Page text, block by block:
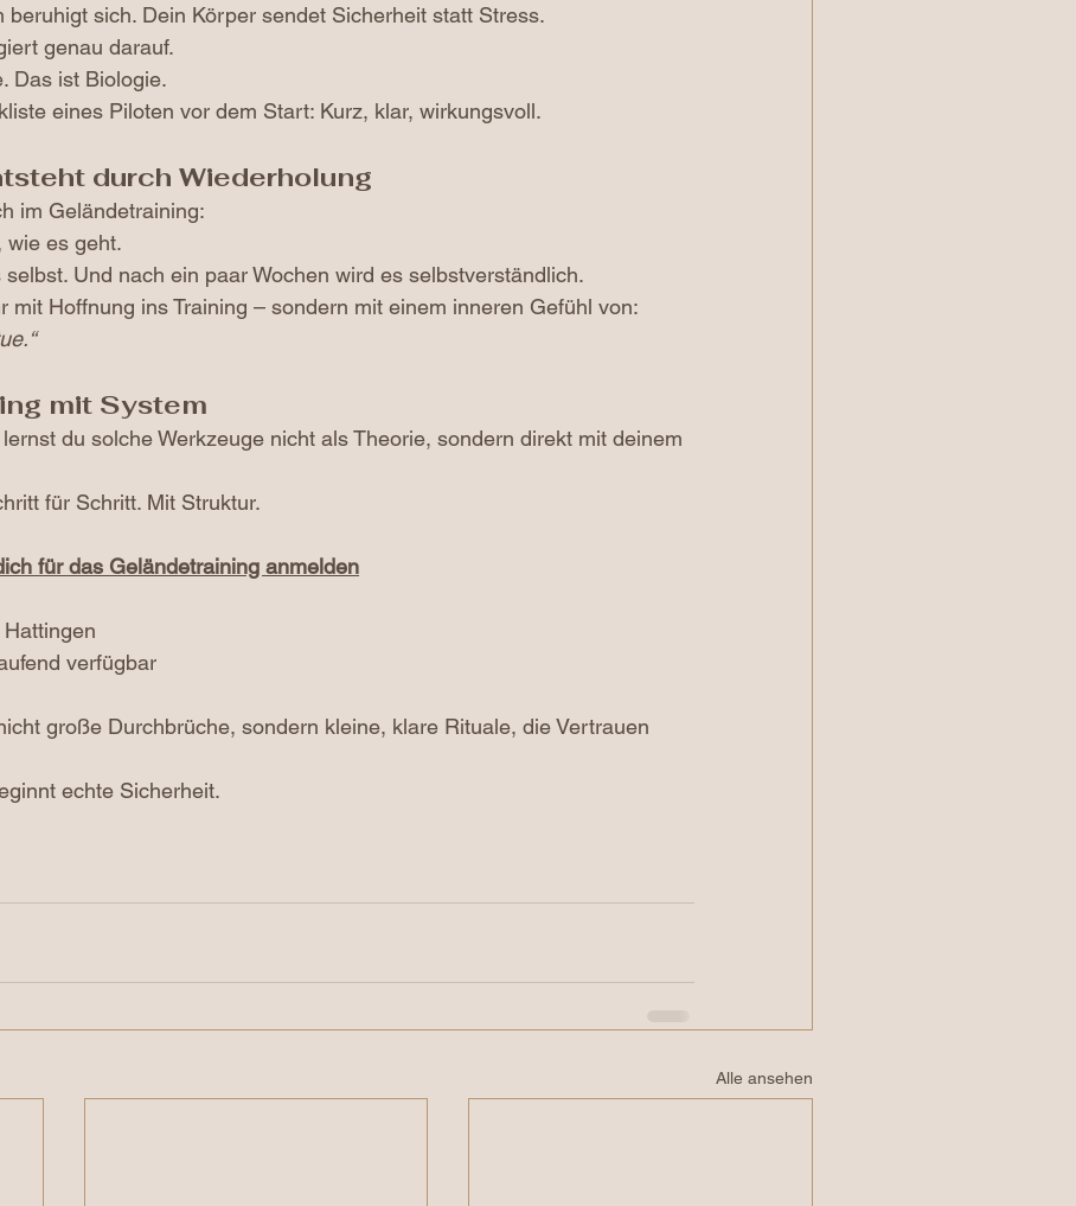
beruhigt sich. Dein Körper sendet Sicherheit statt Stress.
genau darauf.
Das ist Biologie.
eines Piloten vor dem Start: Kurz, klar, wirkungsvoll.
durch Wiederholung
im Geländetraining:
wie es geht.
Und nach ein paar Wochen wird es selbstverständlich.
mit Hoffnung ins Training – sondern mit einem inneren Gefühl von:
mit System
du solche Werkzeuge nicht als Theorie, sondern direkt mit deinem
für Schritt. Mit Struktur.
für das Geländetraining anmelden
verfügbar
große Durchbrüche, sondern kleine, klare Rituale, die Vertrauen
echte Sicherheit.
Alle ansehen